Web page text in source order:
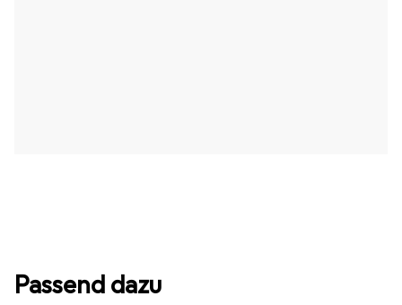
Passend dazu